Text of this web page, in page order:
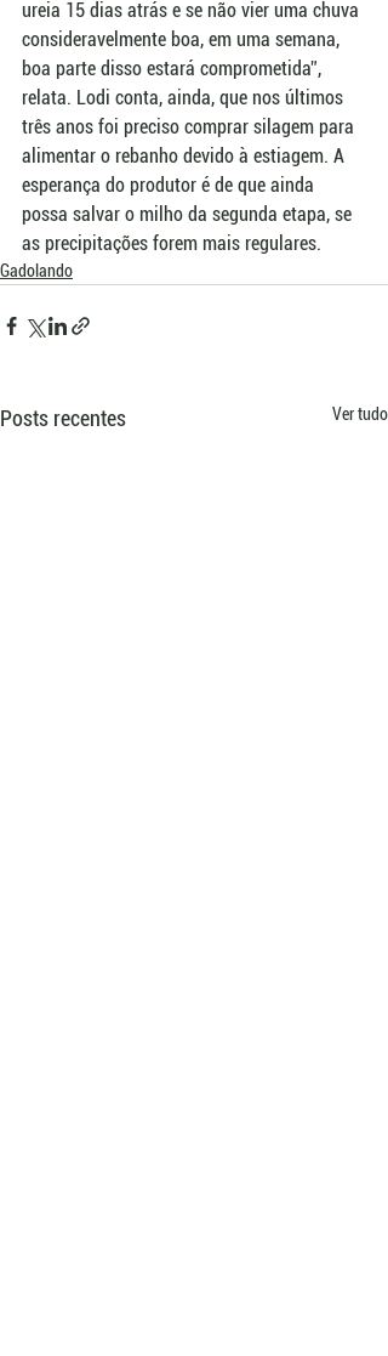
ureia 15 dias atrás e se não vier uma chuva
consideravelmente boa, em uma semana,
boa parte disso estará comprometida”,
relata. Lodi conta, ainda, que nos últimos
três anos foi preciso comprar silagem para
alimentar o rebanho devido à estiagem. A
esperança do produtor é de que ainda
possa salvar o milho da segunda etapa, se
as precipitações forem mais regulares.
Gadolando
Posts recentes Ver tudo